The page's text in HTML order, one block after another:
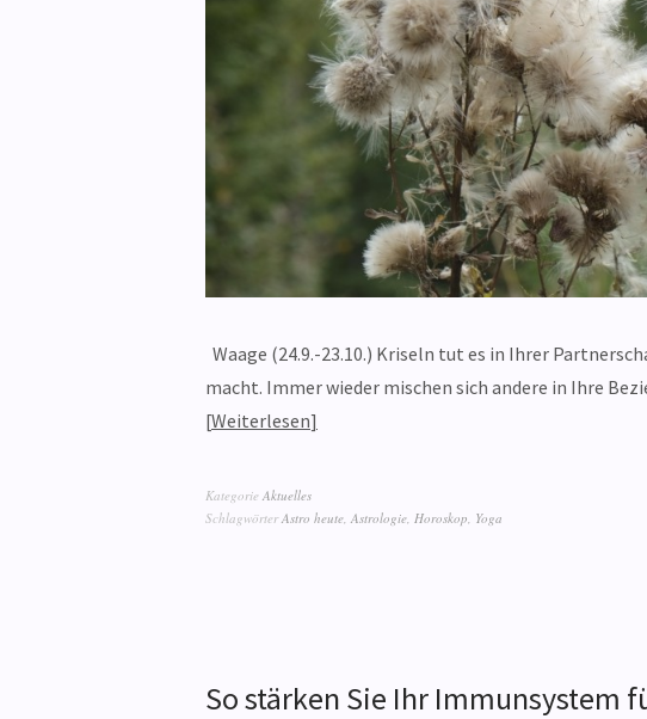
Waage (24.9.-23.10.) Kriseln tut es in Ihrer
macht. Immer wieder mischen sich andere in Ihre
Weiterlesen
Kategorie Aktuelles
SchlagwörterAstro heute, Astrologie, Horoskop, Yoga
So stärken Sie Ihr Immunsystem